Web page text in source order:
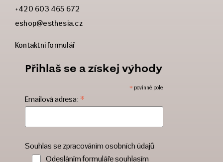
+420 603 465 672
eshop@esthesia.cz
Kontaktní formulář
Přihlaš se a získej výhody
* povinné pole
Emailová adresa: *
Souhlas se zpracováním osobních údajů
Odesláním formuláře souhlasím